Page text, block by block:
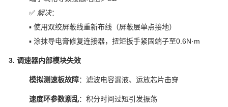
✅ 解决：
▪ 使用双绞屏蔽线重新布线（屏蔽层单点接地）
▪ 涂抹导电膏修复连接器，扭矩扳手紧固端子至0.6N·m
3. 调速器内部模块失效
模拟测速板故障：滤波电容漏液、运放芯片击穿
速度环参数紊乱：积分时间过短引发振荡